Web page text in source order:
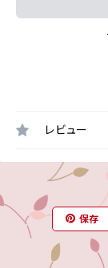
レビュー
保存